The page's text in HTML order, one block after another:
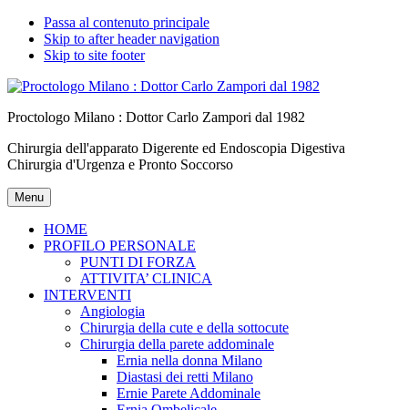
Passa al contenuto principale
Skip to after header navigation
Skip to site footer
Proctologo Milano : Dottor Carlo Zampori dal 1982
Chirurgia dell'apparato Digerente ed Endoscopia Digestiva
Chirurgia d'Urgenza e Pronto Soccorso
Menu
HOME
PROFILO PERSONALE
PUNTI DI FORZA
ATTIVITA’ CLINICA
INTERVENTI
Angiologia
Chirurgia della cute e della sottocute
Chirurgia della parete addominale
Ernia nella donna Milano
Diastasi dei retti Milano
Ernie Parete Addominale